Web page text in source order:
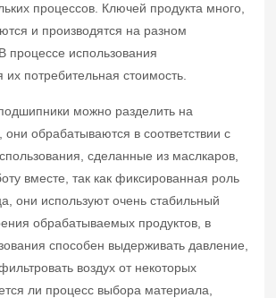
процессов. Ключей продукта много,
и производятся на разном
процессе использования
их потребительная стоимость.
можно разделить на
обрабатываются в соответствии с
сделанные из маслкаров,
вместе, так как фиксированная роль
они используют очень стабильный
обрабатываемых продуктов, в
способен выдерживать давление,
воздух от некоторых
ли процесс выбора материала,